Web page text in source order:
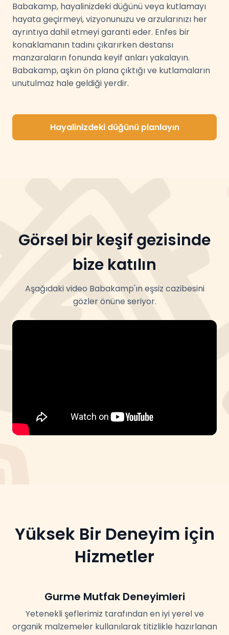
Babakamp, hayalinizdeki düğünü veya kutlamayı
hayata geçirmeyi, vizyonunuzu ve arzularınızı her
ayrıntıya dahil etmeyi garanti eder. Enfes bir
konaklamanın tadını çıkarırken destansı
manzaraların fonunda keyif anları yakalayın.
Babakamp, aşkın ön plana çıktığı ve kutlamaların
unutulmaz hale geldiği yerdir.
Hayalinizdeki düğünü planlayın
Görsel bir keşif gezisinde
bize katılın
Aşağıdaki video Babakamp'ın eşsiz cazibesini
gözler önüne seriyor.
Yüksek Bir Deneyim için
Hizmetler
Gurme Mutfak Deneyimleri
Yetenekli şeflerimiz tarafından en iyi yerel ve
organik malzemeler kullanılarak titizlikle hazırlanan